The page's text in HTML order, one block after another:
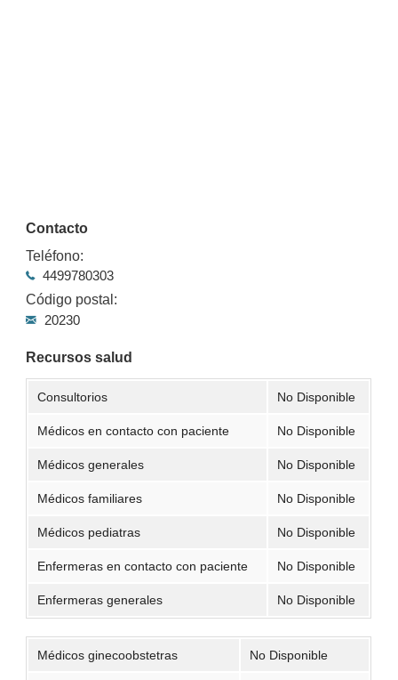
Contacto
Teléfono:
4499780303
Código postal:
20230
Recursos salud
Consultorios No Disponible
Médicos en contacto con paciente No Disponible
Médicos generales No Disponible
Médicos familiares No Disponible
Médicos pediatras No Disponible
Enfermeras en contacto con paciente No Disponible
Enfermeras generales No Disponible
Médicos ginecoobstetras No Disponible